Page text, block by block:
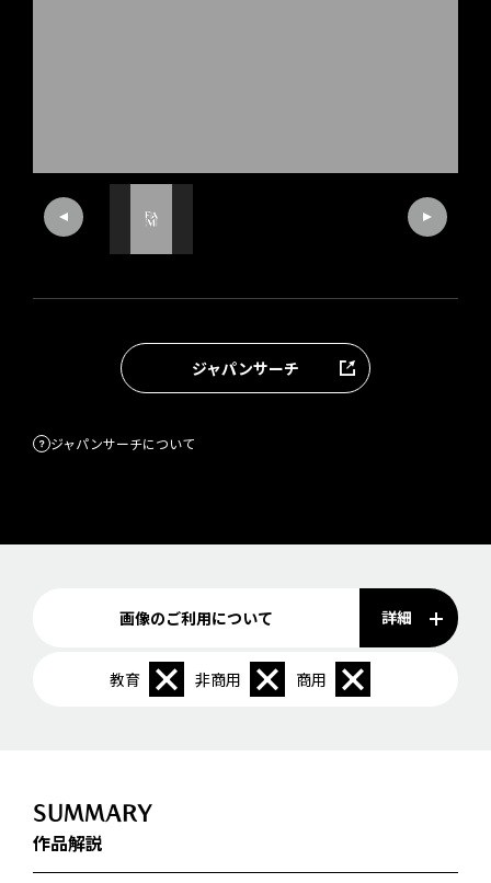
ジャパンサーチ
ジャパンサーチについて
画像のご利用について 詳細
教育 非商用 商用
SUMMARY
作品解説